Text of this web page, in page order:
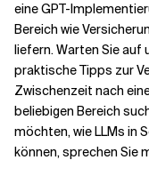
eine GPT-
Bereich wie
liefern. Warten Sie auf
praktische Tipps zur
Zwischenzeit nach
beliebigen Bereich
möchten, wie LLMs in
können, sprechen Sie